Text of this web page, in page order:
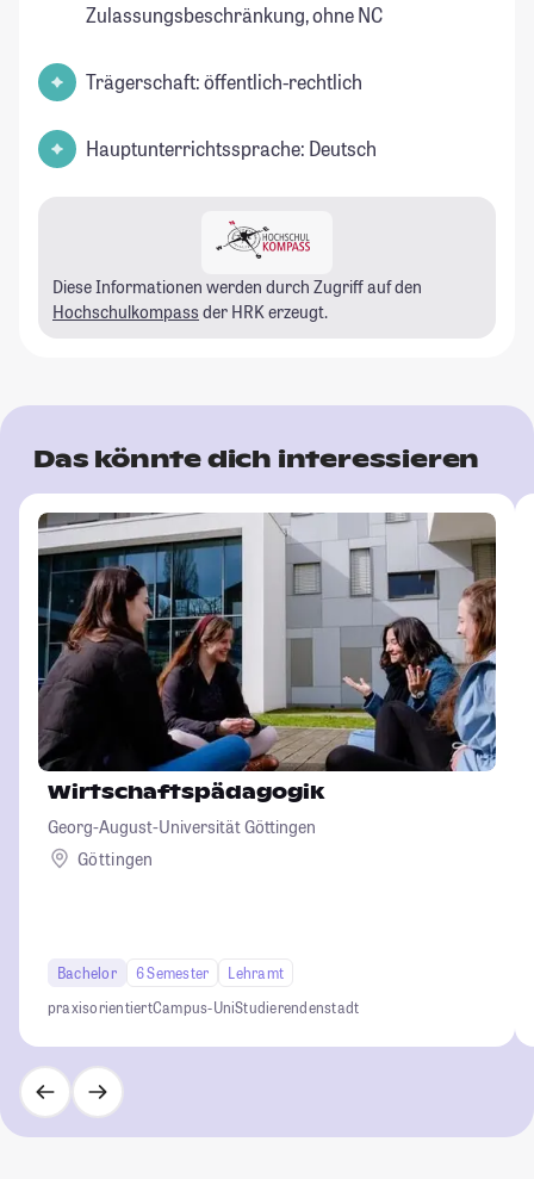
Zulassungsbeschränkung, ohne NC
Trägerschaft: öffentlich-rechtlich
Hauptunterrichtssprache: Deutsch
Diese Informationen werden durch Zugriff auf den
Hochschulkompass der HRK erzeugt.
Das könnte dich interessieren
Wirtschaftspädagogik
Georg-August-Universität Göttingen
Göttingen
Bachelor 6 Semester
Lehramt
praxisorientiertCampus-UniStudierendenstadt